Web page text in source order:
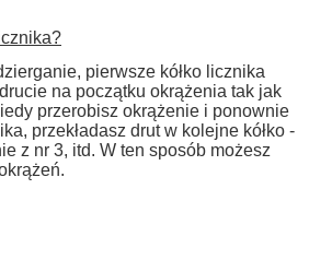
pierwsze kółko licznika
na początku okrążenia tak jak
przerobisz okrążenie i ponownie
przekładasz drut w kolejne kółko -
z nr 3, itd. W ten sposób możesz